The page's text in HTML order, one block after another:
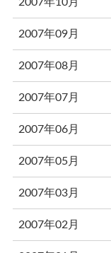
2007年09月
2007年08月
2007年07月
2007年06月
2007年05月
2007年03月
2007年02月